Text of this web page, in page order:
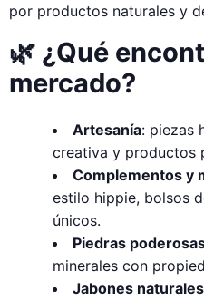
por productos naturales y
🌿 ¿Qué
mercado?
Artesanía: piezas
creativa y productos
Complementos y
estilo hippie, bolsos
únicos.
Piedras
minerales con
Jabones